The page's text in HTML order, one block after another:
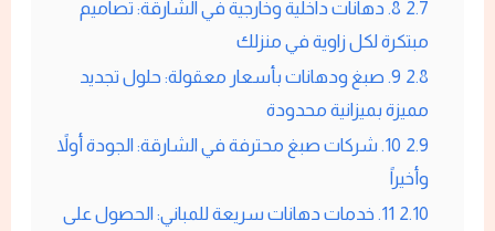
2.7
8. دهانات داخلية وخارجية في الشارقة: تصاميم
مبتكرة لكل زاوية في منزلك
2.8
9. صبغ ودهانات بأسعار معقولة: حلول تجديد
مميزة بميزانية محدودة
2.9
10. شركات صبغ محترفة في الشارقة: الجودة أولاً
وأخيراً
2.10
11. خدمات دهانات سريعة للمباني: الحصول على